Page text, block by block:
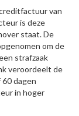
van
is deze
staat. De
om de
strafzaak
veroordeelt de
dagen
in hoger